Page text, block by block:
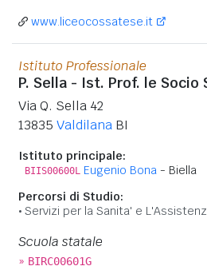
www.liceocossatese.it
Istituto Professionale
P. Sella - Ist. Prof. le Socio
Via Q. Sella 42
13835 Valdilana BI
Istituto principale:
BIIS00600L Eugenio Bona - Biella
Percorsi di Studio:
Servizi per la Sanita' e
Scuola statale
» BIRC00601G